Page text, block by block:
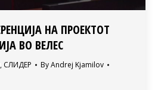
НА ПРОЕКТОТ
ВО ВЕЛЕС
, СЛИДЕР ByAndrej Kjamilov